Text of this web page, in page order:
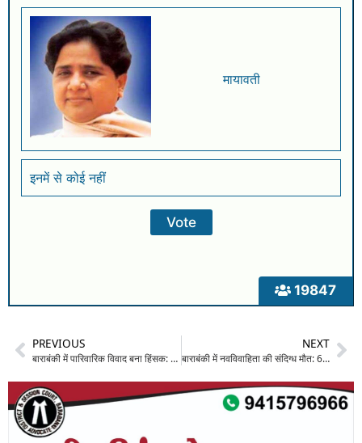
19847
मायावती
इनमें से कोई नहीं
PREVIOUS
बाराबंकी में पारिवारिक विवाद बना हिंसक: देवर ने घर में घुसकर भाई-भाभी पर बांके से किया हमला, दंपति घायल
NEXT
बाराबंकी में नवविवाहिता की संदिग्ध मौत: 6 फरवरी को हुई थी शादी, मायके में जंगले से लटका मिला शव; जांच शुरू